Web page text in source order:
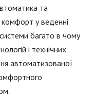
та
комфорт у веденні
багато в чому
і технічних
автоматизованої